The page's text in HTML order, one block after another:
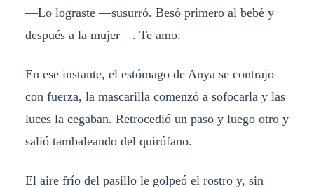
—Lo lograste —susurró. Besó primero al bebé y
después a la mujer—. Te amo.
En ese instante, el estómago de Anya se contrajo
con fuerza, la mascarilla comenzó a sofocarla y las
luces la cegaban. Retrocedió un paso y luego otro y
salió tambaleando del quirófano.
El aire frío del pasillo le golpeó el rostro y, sin